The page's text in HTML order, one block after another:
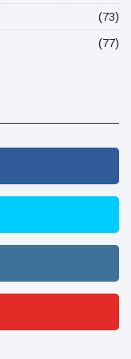
(73)
(77)